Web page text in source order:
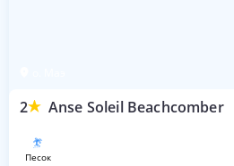
2 Anse Soleil Beachcomber
песок